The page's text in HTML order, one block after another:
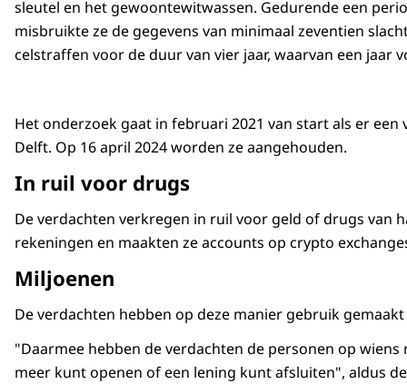
sleutel en het gewoontewitwassen. Gedurende een
misbruikte ze de gegevens van minimaal zeventien
celstraffen voor de duur van vier jaar, waarvan een jaar
Het onderzoek gaat in februari 2021 van start als er
Delft. Op 16 april 2024 worden ze aangehouden.
In ruil voor drugs
De verdachten verkregen in ruil voor geld of drugs van
rekeningen en maakten ze accounts op crypto
Miljoenen
De verdachten hebben op deze manier gebruik
"Daarmee hebben de verdachten de personen op
meer kunt openen of een lening kunt afsluiten", aldus